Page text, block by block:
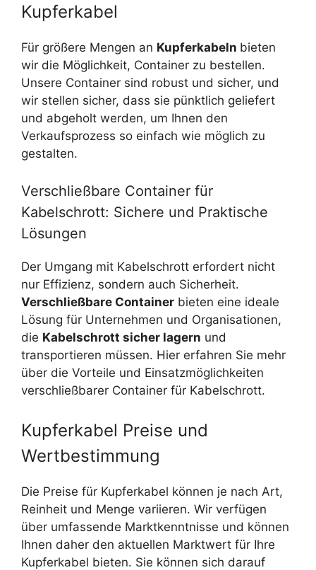
Kupferkabel
Für größere Mengen an Kupferkabeln bieten
wir die Möglichkeit, Container zu bestellen.
Unsere Container sind robust und sicher, und
wir stellen sicher, dass sie pünktlich geliefert
und abgeholt werden, um Ihnen den
Verkaufsprozess so einfach wie möglich zu
gestalten.
Verschließbare Container für
Kabelschrott: Sichere und Praktische
Lösungen
Der Umgang mit Kabelschrott erfordert nicht
nur Effizienz, sondern auch Sicherheit.
Verschließbare Container bieten eine ideale
Lösung für Unternehmen und Organisationen,
die Kabelschrott sicher lagern und
transportieren müssen. Hier erfahren Sie mehr
über die Vorteile und Einsatzmöglichkeiten
verschließbarer Container für Kabelschrott.
Kupferkabel Preise und
Wertbestimmung
Die Preise für Kupferkabel können je nach Art,
Reinheit und Menge variieren. Wir verfügen
über umfassende Marktkenntnisse und können
Ihnen daher den aktuellen Marktwert für Ihre
Kupferkabel bieten. Sie können sich darauf